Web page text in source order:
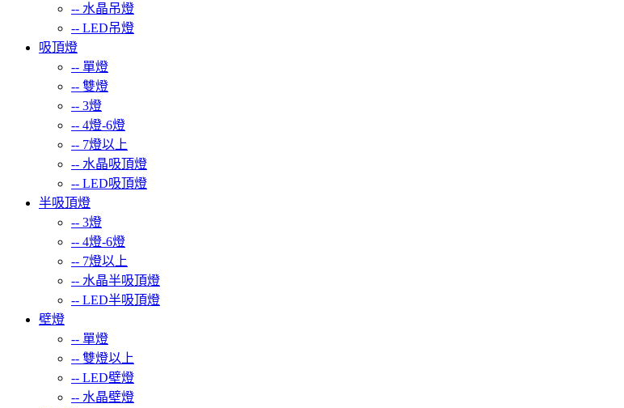
-- 水晶吊燈
-- LED吊燈
吸頂燈
-- 單燈
-- 雙燈
-- 3燈
-- 4燈-6燈
-- 7燈以上
-- 水晶吸頂燈
-- LED吸頂燈
半吸頂燈
-- 3燈
-- 4燈-6燈
-- 7燈以上
-- 水晶半吸頂燈
-- LED半吸頂燈
壁燈
-- 單燈
-- 雙燈以上
-- LED壁燈
-- 水晶壁燈